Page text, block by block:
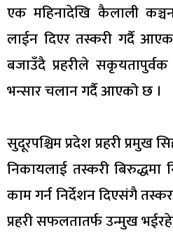
एक महिनादेखि कैलाली
लाईन दिएर तस्करी गर्दै
बजाउँदै प्रहरीले
भन्सार चलान गर्दै आएको छ ।
सुदूरपश्चिम प्रदेश प्रहरी
निकायलाई तस्करी बिरुद्धमा
काम गर्न निर्देशन दिएसंगै
प्रहरी सफलतातर्फ उन्मुख